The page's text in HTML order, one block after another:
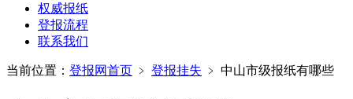
权威报纸
登报流程
联系我们
当前位置： 登报网首页 ﹥ 登报挂失 ﹥ 中山市级报纸有哪些